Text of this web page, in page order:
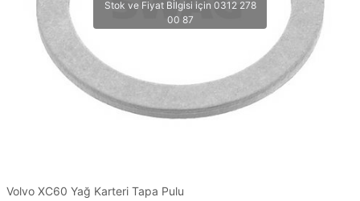
Volvo XC60 Yağ Karteri Tapa Pulu